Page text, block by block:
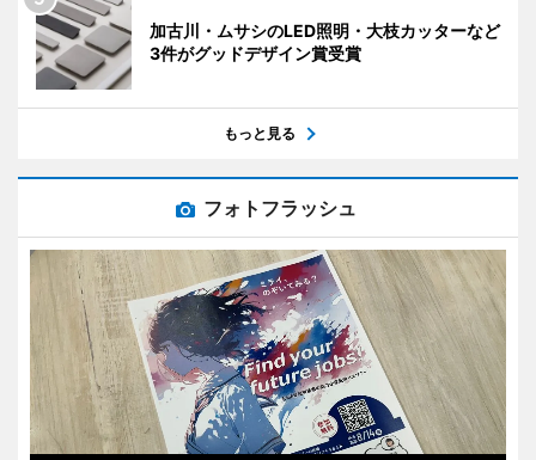
加古川・ムサシのLED照明・大枝カッターなど
3件がグッドデザイン賞受賞
もっと見る
フォトフラッシュ